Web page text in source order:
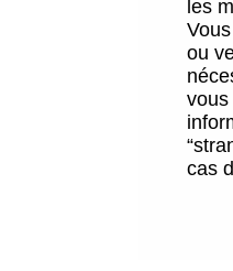
les
ou
vous
cas